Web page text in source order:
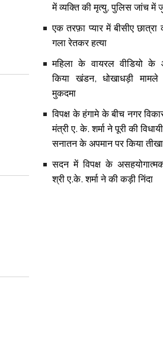
में व्यक्ति की मृत्यु, पुलिस जांच में
एक तरफ़ा प्यार में बीसीए
गला रेतकर हत्या
महिला के वायरल वीडियो के
किया खंडन, धोखाधड़ी
मुकदमा
विपक्ष के हंगामे के बीच नगर
मंत्री ए. के. शर्मा ने पूरी की
सनातन के अपमान पर किया तीखा
सदन में विपक्ष के
श्री ए.के. शर्मा ने की कड़ी निंदा